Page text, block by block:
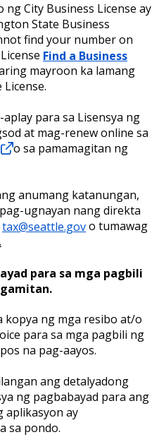
City Business License ay
State Business
find your number on
Find a Business
mayroon ka lamang
para sa Lisensya ng
at mag-renew online sa
o sa pamamagitan ng
anumang katanungan,
ugnayan nang direkta
tax@seattle.govo tumawag
.
para sa mga pagbili
kopya ng mga resibo at/o
para sa mga pagbili ng
na pag-aayos.
ang detalyadong
ng pagbabayad para ang
aplikasyon ay
sa pondo.